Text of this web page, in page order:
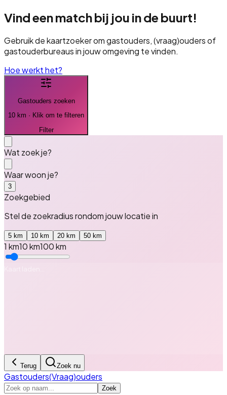
Vind een match bij jou in de buurt!
Gebruik de kaartzoeker om gastouders, (vraag)ouders of
gastouderbureaus in jouw omgeving te vinden.
Hoe werkt het?
Gastouders zoeken
10 km · Klik om te filteren
Filter
Wat zoek je?
Waar woon je?
3
Zoekgebied
Stel de zoekradius rondomjouw locatiein
5 km 10 km 20 km 50 km
1 km10km100 km
Terug Zoek nu
Gastouders(Vraag)ouders
Zoek